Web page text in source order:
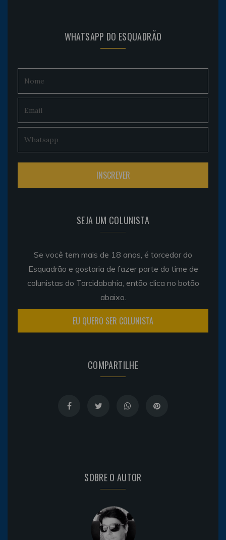
WHATSAPP DO ESQUADRÃO
SEJA UM COLUNISTA
Se você tem mais de 18 anos, é torcedor do
Esquadrão e gostaria de fazer parte do time de
colunistas do Torcidabahia, então clica no botão
abaixo.
EU QUERO SER COLUNISTA
COMPARTILHE
SOBRE O AUTOR